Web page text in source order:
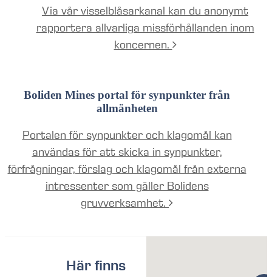
Via vår visselblåsarkanal kan du anonymt
rapportera allvarliga missförhållanden inom
koncernen.
Boliden Mines portal för synpunkter från
allmänheten
Portalen för synpunkter och klagomål kan
användas för att skicka in synpunkter,
förfrågningar, förslag och klagomål från externa
intressenter som gäller Bolidens
gruvverksamhet.
Här finns